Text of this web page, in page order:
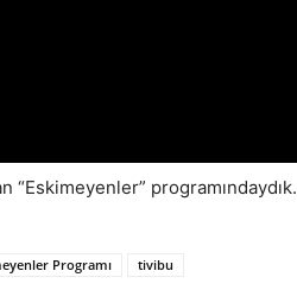
“Eskimeyenler” programındaydık.
Programı tivibu